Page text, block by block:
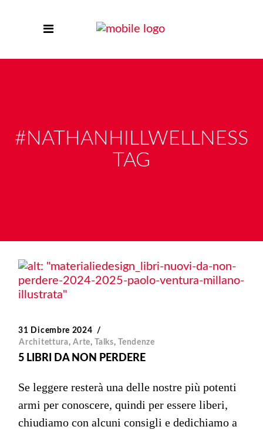
#NATHANHILLWELLNESS
TAG
31 Dicembre 2024
Architettura,Arte, Talks, Tendenze
5 LIBRI DA NON PERDERE
Se leggere resterà una delle nostre più potenti
armi per conoscere, quindi per essere liberi,
chiudiamo con alcuni consigli e dedichiamo a